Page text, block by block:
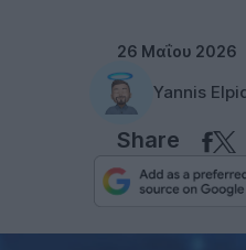
26 Μαΐου 2026
Yannis
Share